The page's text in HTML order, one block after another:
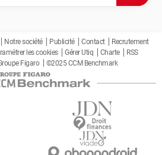
Notre société Publicité Contact
Recrutement
les cookies Gérer Utiq Charte
RSS
Figaro ©2025 CCM Benchmark